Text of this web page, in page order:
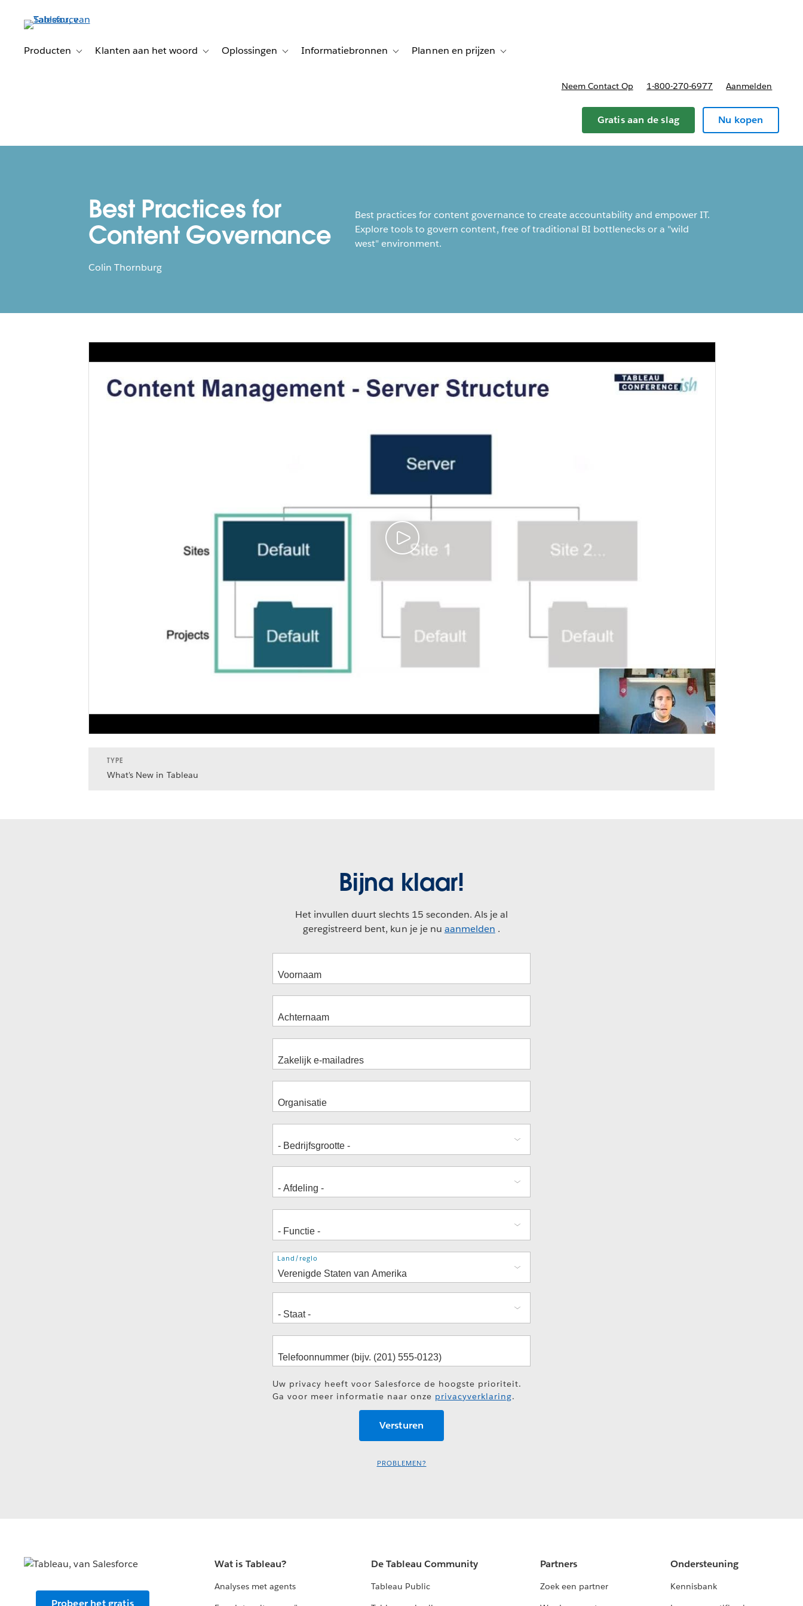
Producten
Toggle sub-navigation for Producten
Klanten aan het woord Toggle sub-navigation for Klanten aan het woord
Oplossingen Toggle sub-navigation for Oplossingen
Informatiebronnen Toggle sub-navigation for Informatiebronnen
Plannen en prijzen Toggle sub-navigation for Plannen en prijzen
Neem Contact Op 1-800-270-6977 Aanmelden
Gratis aan de slag Nu kopen
Best Practices for
Content Governance
Colin Thornburg
Best practices for content governance to create accountability and empower IT.
Explore tools to govern content, free of traditional BI bottlenecks or a "wild
west" environment.
TYPE
What's New in Tableau
Bijna klaar!
Het invullen duurt slechts 15 seconden. Als je al
geregistreerd bent, kun je je nu aanmelden .
Adres
Land/regio
Uw privacy heeft voor Salesforce de hoogste prioriteit.
Ga voor meer informatie naar onze privacyverklaring.
PROBLEMEN?
Wat is Tableau?
Analyses met agents
De Tableau Community
Tableau Public
Partners
Zoek een partner
Ondersteuning
Kennisbank